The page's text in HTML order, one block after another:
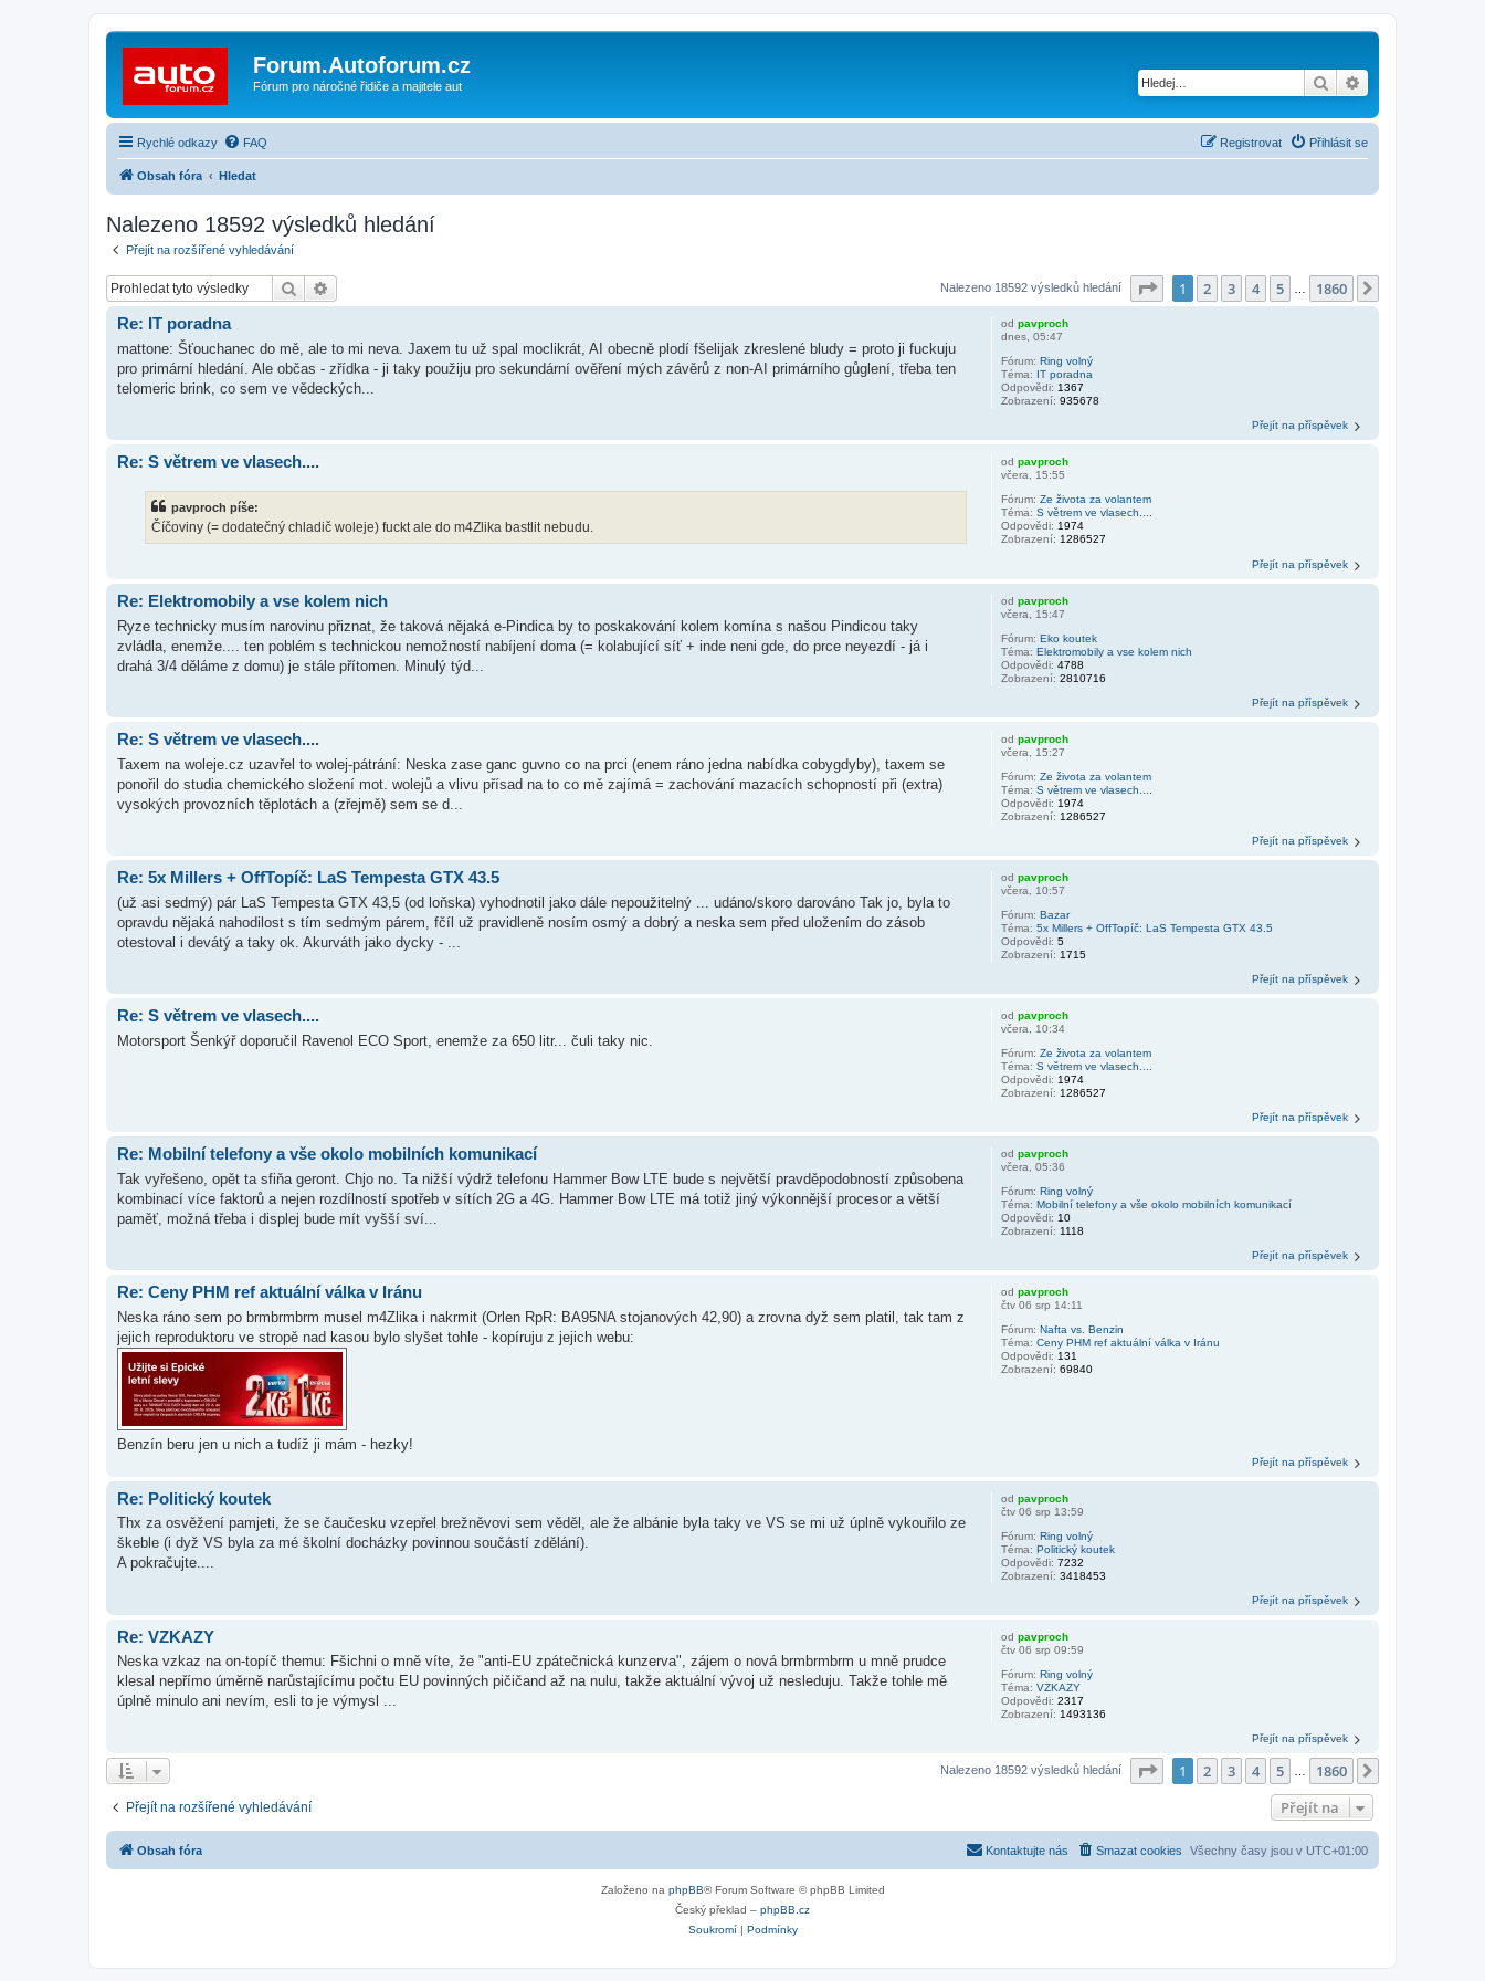
Forum.Autoforum.cz
Fórum pro náročné řidiče a majitele aut Hledat
Rychlé odkazy FAQ Přihlásit se
Registrovat
Obsah fóra Hledat
Nalezeno 18592 výsledků hledání
Přejít na rozšířené vyhledávání
Hledat Nalezeno 18592 výsledků hledání Stránka z 1860
1 2 3 4 5 1860
odpavproch
dnes, 05:47
Fórum:Ring volný
Téma: IT poradna
Odpovědi: 1367
Zobrazení:935678
Re: IT poradna
mattone: Šťouchanec do mě, ale to mi neva. Jaxem tu už spal moclikrát, AI obecně plodí fšelijak zkreslené bludy = proto ji fuckuju
pro primární hledání. Ale občas - zřídka - ji taky použiju pro sekundární ověření mých závěrů z non-AI primárního gůglení, třeba ten
telomeric brink, co sem ve vědeckých...
Přejít na příspěvek
odpavproch
včera, 15:55
Fórum:Ze života za volantem
Téma:S větrem ve vlasech....
Odpovědi: 1974
Zobrazení: 1286527
Re: S větrem ve vlasech....
pavproch píše:
Číčoviny (= dodatečný chladič woleje) fuckt ale do m4Zlika bastlit nebudu.
Přejít na příspěvek
odpavproch
včera, 15:47
Fórum:Eko koutek
Téma:Elektromobily a vse kolem nich
Odpovědi:4788
Zobrazení:2810716
Re: Elektromobily a vse kolem nich
Ryze technicky musím narovinu přiznat, že taková nějaká e-Pindica by to poskakování kolem komína s našou Pindicou taky
zvládla, enemže.... ten poblém s technickou nemožností nabíjení doma (= kolabující síť + inde neni gde, do prce neyezdí - já i
drahá 3/4 děláme z domu) je stále přítomen. Minulý týd...
Přejít na příspěvek
odpavproch
včera, 15:27
Fórum:Ze života za volantem
Téma:S větrem ve vlasech....
Odpovědi: 1974
Zobrazení: 1286527
Re: S větrem ve vlasech....
Taxem na woleje.cz uzavřel to wolej-pátrání: Neska zase ganc guvno co na prci (enem ráno jedna nabídka cobygdyby), taxem se
ponořil do studia chemického složení mot. wolejů a vlivu přísad na to co mě zajímá = zachování mazacích schopností při (extra)
vysokých provozních těplotách a (zřejmě) sem se d...
Přejít na příspěvek
odpavproch
včera, 10:57
Fórum:Bazar
Téma:5x Millers + OffTopíč: LaS Tempesta GTX 43.5
Odpovědi:5
Zobrazení: 1715
Re: 5x Millers + OffTopíč: LaS Tempesta GTX 43.5
(už asi sedmý) pár LaS Tempesta GTX 43,5 (od loňska) vyhodnotil jako dále nepoužitelný ... udáno/skoro darováno Tak jo, byla to
opravdu nějaká nahodilost s tím sedmým párem, fčíl už pravidleně nosím osmý a dobrý a neska sem před uložením do zásob
otestoval i devátý a taky ok. Akurváth jako dycky - ...
Přejít na příspěvek
odpavproch
včera, 10:34
Fórum:Ze života za volantem
Téma:S větrem ve vlasech....
Odpovědi: 1974
Zobrazení: 1286527
Re: S větrem ve vlasech....
Motorsport Šenkýř doporučil Ravenol ECO Sport, enemže za 650 litr... čuli taky nic.
Přejít na příspěvek
odpavproch
včera, 05:36
Fórum:Ring volný
Téma:Mobilní telefony a vše okolo mobilních komunikací
Odpovědi: 10
Zobrazení: 1118
Re: Mobilní telefony a vše okolo mobilních komunikací
Tak vyřešeno, opět ta sfiňa geront. Chjo no. Ta nižší výdrž telefonu Hammer Bow LTE bude s největší pravděpodobností způsobena
kombinací více faktorů a nejen rozdílností spotřeb v sítích 2G a 4G. Hammer Bow LTE má totiž jiný výkonnější procesor a větší
paměť, možná třeba i displej bude mít vyšší sví...
Přejít na příspěvek
odpavproch
čtv 06 srp 14:11
Fórum:Nafta vs. Benzin
Téma:Ceny PHM ref aktuální válka v Iránu
Odpovědi: 131
Zobrazení:69840
Re: Ceny PHM ref aktuální válka v Iránu
Neska ráno sem po brmbrmbrm musel m4Zlika i nakrmit (Orlen RpR: BA95NA stojanových 42,90) a zrovna dyž sem platil, tak tam z
jejich reproduktoru ve stropě nad kasou bylo slyšet tohle - kopíruju z jejich webu:
Benzín beru jen u nich a tudíž ji mám - hezky!
Přejít na příspěvek
odpavproch
čtv 06 srp 13:59
Fórum:Ring volný
Téma:Politický koutek
Odpovědi:7232
Zobrazení:3418453
Re: Politický koutek
Thx za osvěžení pamjeti, že se čaučesku vzepřel brežněvovi sem věděl, ale že albánie byla taky ve VS se mi už úplně vykouřilo ze
škeble (i dyž VS byla za mé školní docházky povinnou součástí zdělání).
A pokračujte....
Přejít na příspěvek
odpavproch
čtv 06 srp 09:59
Fórum:Ring volný
Téma:VZKAZY
Odpovědi:2317
Zobrazení: 1493136
Re: VZKAZY
Neska vzkaz na on-topíč themu: Fšichni o mně víte, že "anti-EU zpátečnická kunzerva", zájem o nová brmbrmbrm u mně prudce
klesal nepřímo úměrně narůstajícímu počtu EU povinných pičičand až na nulu, takže aktuální vývoj už nesleduju. Takže tohle mě
úplně minulo ani nevím, esli to je výmysl ...
Přejít na příspěvek
Nalezeno 18592 výsledků hledání Stránka z 1860
1 2 3 4 5 1860
Přejít na rozšířené vyhledávání Přejít na
Obsah fóra Všechny časy jsou v UTC+01:00
Smazat cookies
Kontaktujte nás
Založeno na phpBB® Forum Software © phpBB Limited
Český překlad – phpBB.cz
Soukromí| Podmínky